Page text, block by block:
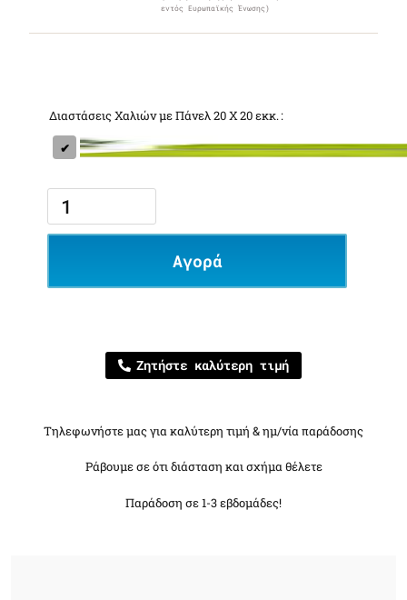
εντός Ευρωπαϊκής Ένωσης)
Διαστάσεις Χαλιών με Πάνελ 20 Χ 20 εκκ.
Αγορά
Ζητήστε καλύτερη τιμή
Τηλεφωνήστε μας για καλύτερη τιμή & ημ/νία παράδοσης
Ράβουμε σε ότι διάσταση και σχήμα θέλετε
Παράδοση σε 1-3 εβδομάδες!